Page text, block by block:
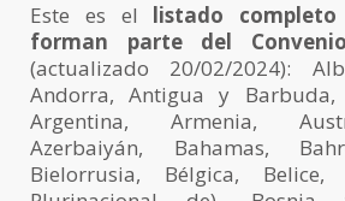
Este es el listado
forman parte del
(actualizado 20/02/2024):
Andorra, Antigua y Barbuda,
Argentina, Armenia,
Azerbaiyán, Bahamas,
Bielorrusia, Bélgica, Belice,